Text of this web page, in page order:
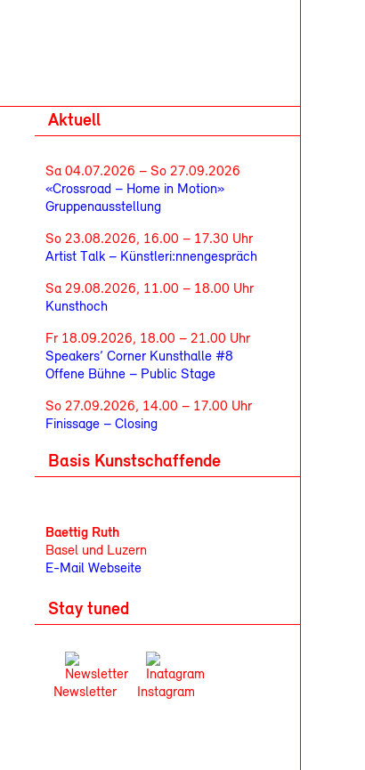
Aktuell
Sa 04.07.2026 – So 27.09.2026
«Crossroad – Home in Motion»
Gruppenausstellung
So 23.08.2026, 16.00 – 17.30 Uhr
Artist Talk – Künstleri:nnengespräch
Sa 29.08.2026, 11.00 – 18.00 Uhr
Kunsthoch
Fr 18.09.2026, 18.00 – 21.00 Uhr
Speakers’ Corner Kunsthalle #8
Offene Bühne – Public Stage
So 27.09.2026, 14.00 – 17.00 Uhr
Finissage – Closing
Basis Kunstschaffende
Baettig Ruth
Basel und Luzern
E-MailWebseite
Stay tuned
Newsletter Instagram